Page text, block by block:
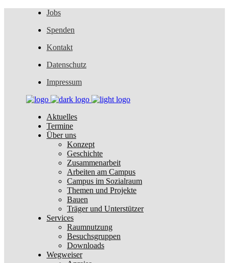
Jobs
Spenden
Kontakt
Datenschutz
Impressum
Aktuelles
Termine
Über uns
Konzept
Geschichte
Zusammenarbeit
Arbeiten am Campus
Campus im Sozialraum
Themen und Projekte
Bauen
Träger und Unterstützer
Services
Raumnutzung
Besuchsgruppen
Downloads
Wegweiser